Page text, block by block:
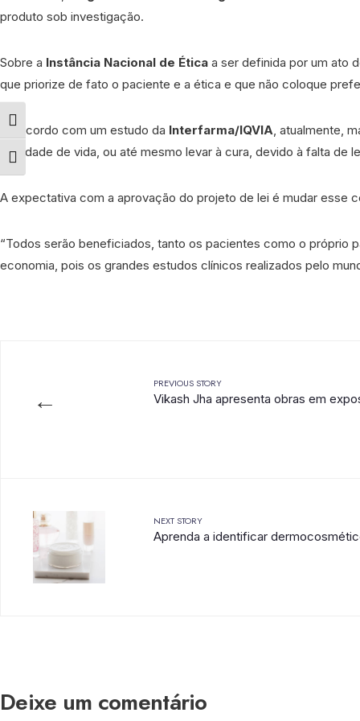
Alternar alto contraste
Alternar tamanho da fonte
produto sob investigação.
Sobre a Instância Nacional de Ética a ser definida por um ato
que priorize de fato o paciente e a ética e que não coloque
De acordo com um estudo da Interfarma/IQVIA, atualmente,
qualidade de vida, ou até mesmo levar à cura, devido à falta de
A expectativa com a aprovação do projeto de lei é mudar esse
“Todos serão beneficiados, tanto os pacientes como o próprio
economia, pois os grandes estudos clínicos realizados pelo
←
PREVIOUS STORY
Vikash Jha apresenta obras em
NEXT STORY
Aprenda a identificar
Deixe um comentário